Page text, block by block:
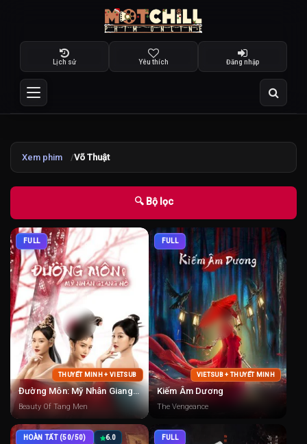
Lịch sử Yêu thích Đăng nhập
Xem phim Võ Thuật
🔍 Bộ lọc
FULL
THUYẾT MINH + VIETSUB
Đường Môn: Mỹ Nhân Giang Hồ
Beauty Of Tang Men
FULL
VIETSUB + THUYẾT MINH
Kiếm Âm Dương
The Vengeance
HOÀN TẤT (50/50) 6.0 FULL